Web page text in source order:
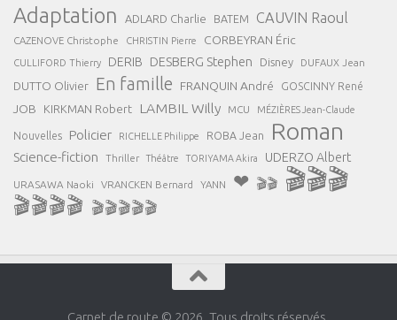
Adaptation ADLARD Charlie BATEM CAUVIN Raoul
CAZENOVE Christophe CHRISTIN Pierre CORBEYRAN Éric
CULLIFORD Thierry DERIB DESBERG Stephen Disney DUFAUX Jean
DUTTO Olivier En famille FRANQUIN André GOSCINNY René
JOB KIRKMAN Robert LAMBIL Willy MCU MÉZIÈRES Jean-Claude
Nouvelles Policier RICHELLE Philippe ROBA Jean Roman
Science-fiction Thriller Théâtre TORIYAMA Akira UDERZO Albert
URASAWA Naoki VRANCKEN Bernard YANN ❤ 🎬🎬 🎬🎬🎬
🎬🎬🎬🎬 🎬🎬🎬🎬🎬
Carnet de route © 2026. Tous droits réservés.